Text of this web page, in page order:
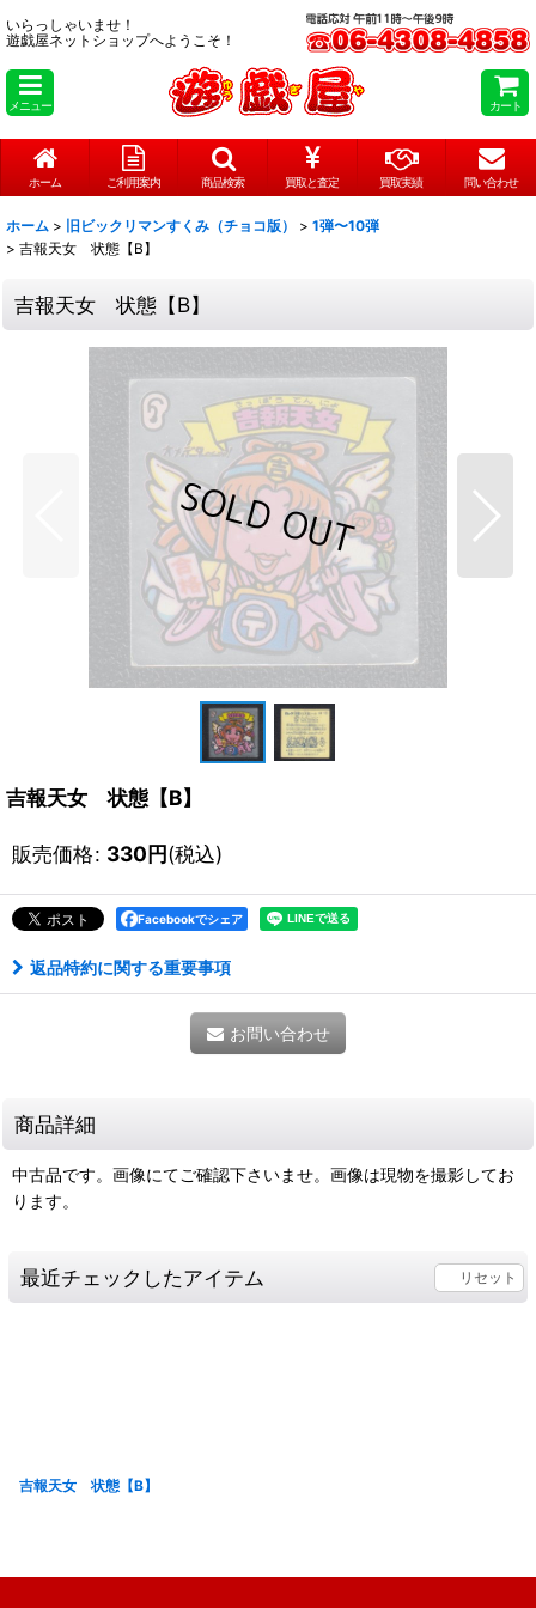
いらっしゃいませ！
遊戯屋ネットショップへようこそ！
メニュー カート
ホーム ご利用案内 商品検索 買取と査定 買取実績 問い合わせ
ホーム > 旧ビックリマンすくみ（チョコ版） > 1弾〜10弾
> 吉報天女 状態【B】
吉報天女 状態【B】
吉報天女 状態【B】
販売価格: 330円(税込)
Facebookでシェア
返品特約に関する重要事項
お問い合わせ
商品詳細
中古品です。画像にてご確認下さいませ。画像は現物を撮影してお
ります。
最近チェックしたアイテム リセット
吉報天女 状態【B】